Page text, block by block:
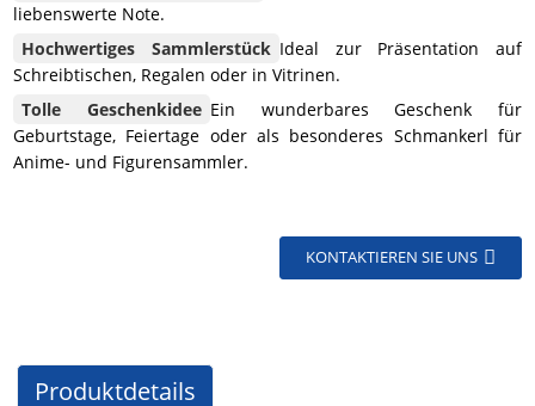
liebenswerte Note.
Hochwertiges Sammlerstück Ideal zur Präsentation auf
Schreibtischen, Regalen oder in Vitrinen.
Tolle Geschenkidee Ein wunderbares Geschenk für
Geburtstage, Feiertage oder als besonderes Schmankerl für
Anime- und Figurensammler.
KONTAKTIEREN SIE UNS
Produktdetails